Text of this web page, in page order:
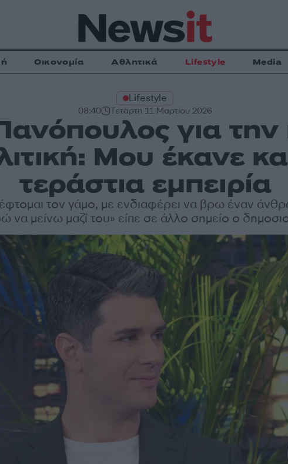
Οικονομία Αθλητικά Lifestyle Media
Lifestyle
08:40 Τετάρτη 11 Μαρτίου 2026
για
Μου έκανε
τεράστια εμπειρία
τον γάμο, με ενδιαφέρει να βρω έναν
να μείνω μαζί του» είπε σε άλλο σημείο ο